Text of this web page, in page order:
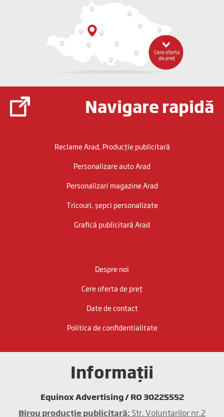
Navigare rapidă
Reclame Arad, Producție publicitară
Personalizare auto Arad
Personalizari magazine Arad
Tricouri, șepci personalizate
Grafică publicitară Arad
Despre noi
Cere oferta de preț
Date de contact
Politica de confidentialitate
Informații
Equinox Advertising / RO 30225552
Birou producţie publicitară: Str. Voluntarilor nr.2